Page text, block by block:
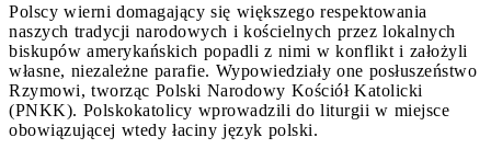
Polscy wierni domagający się większego respektowania
naszych tradycji narodowych i kościelnych przez lokalnych
biskupów amerykańskich popadli z nimi w konflikt i założyli
własne, niezależne parafie. Wypowiedziały one posłuszeństwo
Rzymowi, tworząc Polski Narodowy Kościół Katolicki
(PNKK). Polskokatolicy wprowadzili do liturgii w miejsce
obowiązującej wtedy łaciny język polski.